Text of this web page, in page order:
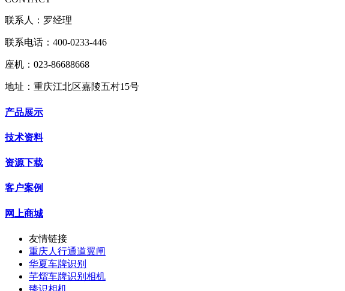
联系人：罗经理
联系电话：400-0233-446
座机：023-86688668
地址：重庆江北区嘉陵五村15号
产品展示
技术资料
资源下载
客户案例
网上商城
友情链接
重庆人行通道翼闸
华夏车牌识别
芊熠车牌识别相机
臻识相机